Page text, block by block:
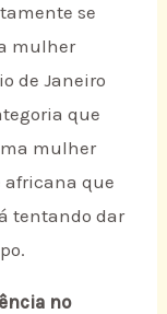
se
mulher
de Janeiro
que
mulher
africana que
tentando dar
no